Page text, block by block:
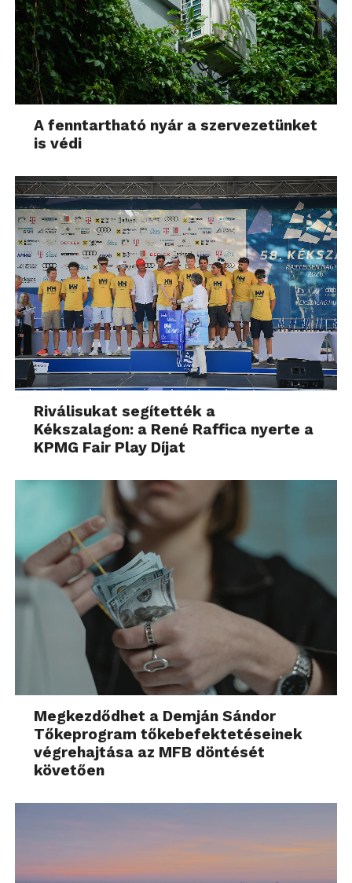
A fenntartható nyár a szervezetünket
is védi
Riválisukat segítették a
Kékszalagon: a René Raffica nyerte a
KPMG Fair Play Díjat
Megkezdődhet a Demján Sándor
Tőkeprogram tőkebefektetéseinek
végrehajtása az MFB döntését
követően